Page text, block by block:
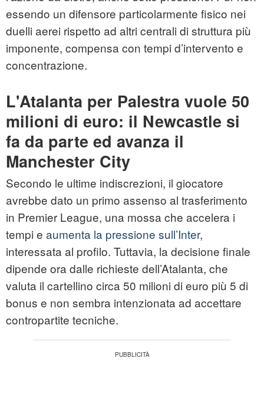
essendo un difensore particolarmente fisico nei
duelli aerei rispetto ad altri centrali di struttura più
imponente, compensa con tempi d’intervento e
concentrazione.
L'Atalanta per Palestra vuole 50
milioni di euro: il Newcastle si
fa da parte ed avanza il
Manchester City
Secondo le ultime indiscrezioni, il giocatore
avrebbe dato un primo assenso al trasferimento
in Premier League, una mossa che accelera i
tempi e aumenta la pressione sull’Inter,
interessata al profilo. Tuttavia, la decisione finale
dipende ora dalle richieste dell’Atalanta, che
valuta il cartellino circa 50 milioni di euro più 5 di
bonus e non sembra intenzionata ad accettare
contropartite tecniche.